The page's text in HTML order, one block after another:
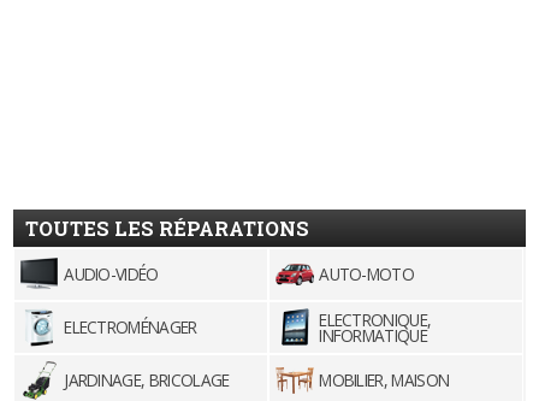
TOUTES LES RÉPARATIONS
AUDIO-VIDÉO AUTO-MOTO
ELECTROMÉNAGER ELECTRONIQUE,
INFORMATIQUE
JARDINAGE, BRICOLAGE
MOBILIER, MAISON